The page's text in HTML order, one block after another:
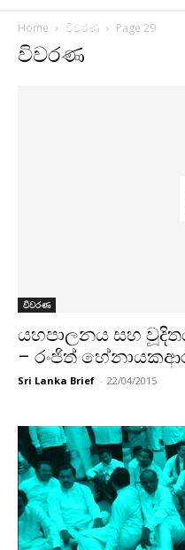
Home විවරණ Page 29
විවරණ
විවරණ
යහපාලනය සහ
– රංජිත්
Sri Lanka Brief - 22/04/2015